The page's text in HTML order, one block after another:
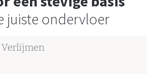
juiste ondervloer
Verlijmen